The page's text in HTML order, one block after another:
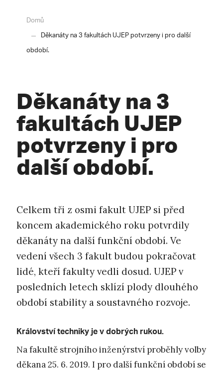
Domů
Děkanáty na 3 fakultách UJEP potvrzeny i pro další
období.
Děkanáty na 3
fakultách UJEP
potvrzeny i pro
další období.
Celkem tři z osmi fakult UJEP si před
koncem akademického roku potvrdily
děkanáty na další funkční období. Ve
vedení všech 3 fakult budou pokračovat
lidé, kteří fakulty vedli dosud. UJEP v
posledních letech sklízí plody dlouhého
období stability a soustavného rozvoje.
Království techniky je v dobrých rukou.
Na fakultě strojního inženýrství proběhly volby
děkana 25. 6. 2019. I pro další funkční období se